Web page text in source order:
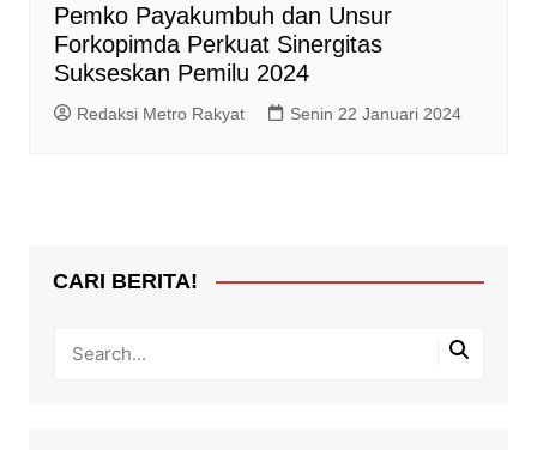
Pemko Payakumbuh dan Unsur
Forkopimda Perkuat Sinergitas
Sukseskan Pemilu 2024
Redaksi Metro Rakyat Senin 22 Januari 2024
CARI BERITA!